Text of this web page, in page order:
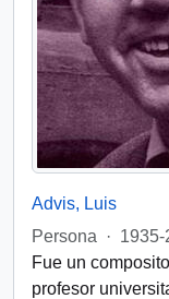
Advis, Luis
Persona
· 1935-
Fue un
profesor